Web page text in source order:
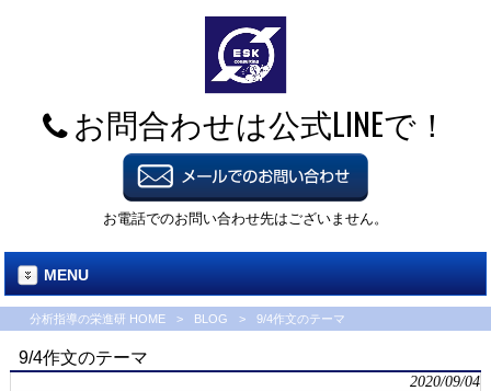
お問合わせは公式LINEで！
お電話でのお問い合わせ先はございません。
MENU
分析指導の栄進研 HOME > BLOG > 9/4作文のテーマ
9/4作文のテーマ
2020/09/04